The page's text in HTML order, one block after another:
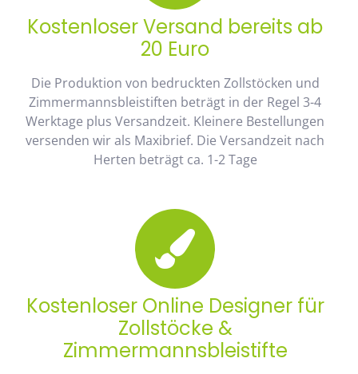
Kostenloser Versand bereits ab
20 Euro
Die Produktion von bedruckten Zollstöcken und
Zimmermannsbleistiften beträgt in der Regel 3-4
Werktage plus Versandzeit. Kleinere Bestellungen
versenden wir als Maxibrief. Die Versandzeit nach
Herten beträgt ca. 1-2 Tage
Kostenloser Online Designer für
Zollstöcke &
Zimmermannsbleistifte